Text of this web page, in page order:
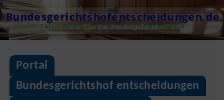
Skip
to
content
Bundesgerichtshofentscheidungen.de
Täglich Neues über den Bundesgerichtshof / BGH
Portal
Bundesgerichtshof entscheidungen